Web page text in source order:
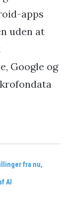
apps
uden at
Google og
fra nu,
AI